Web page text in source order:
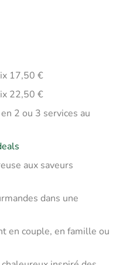
17,50 €
22,50 €
2 ou 3 services au
aux saveurs
dans une
en couple, en famille ou